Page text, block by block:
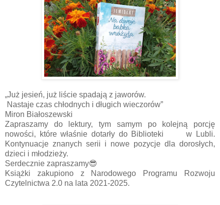
„Już jesień, już liście spadają z jaworów.
Nastaje czas chłodnych i długich wieczorów”
Miron Białoszewski
Zapraszamy do lektury, tym samym po kolejną porcję
nowości, które właśnie dotarły do Biblioteki w Lubli.
Kontynuacje znanych serii i nowe pozycje dla dorosłych,
dzieci i młodzieży.
Serdecznie zapraszamy😎
Książki zakupiono z Narodowego Programu Rozwoju
Czytelnictwa 2.0 na lata 2021-2025.